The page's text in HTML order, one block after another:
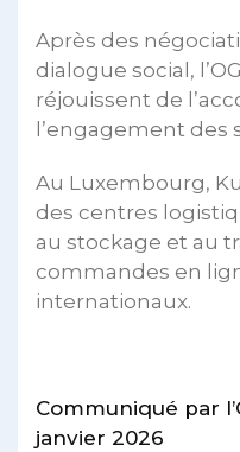
Après des
dialogue social,
réjouissent de
l’engagement des
Au Luxembourg,
des centres
au stockage et au
commandes en
internationaux.
Communiqué par
janvier 2026